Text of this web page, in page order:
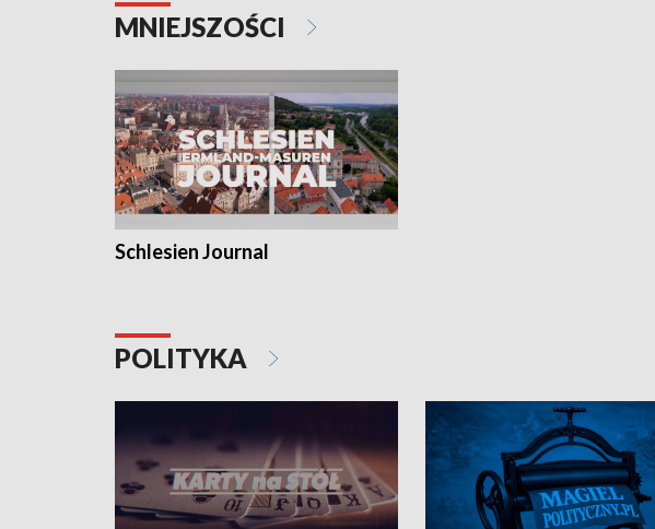
MNIEJSZOŚCI
Schlesien Journal
POLITYKA